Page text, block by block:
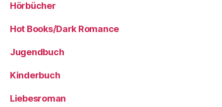
Hörbücher
Hot Books/Dark Romance
Jugendbuch
Kinderbuch
Liebesroman